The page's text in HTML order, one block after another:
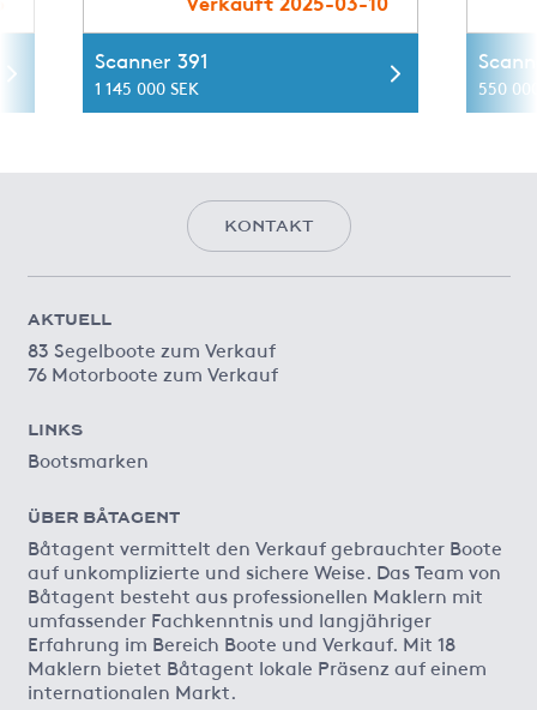
Scanner 391
1 145 000 SEK 550
KONTAKT
AKTUELL
83 Segelboote zum Verkauf
76 Motorboote zum Verkauf
LINKS
Bootsmarken
ÜBER BÅTAGENT
Båtagent vermittelt den Verkauf gebrauchter Boote
auf unkomplizierte und sichere Weise. Das Team von
Båtagent besteht aus professionellen Maklern mit
umfassender Fachkenntnis und langjähriger
Erfahrung im Bereich Boote und Verkauf. Mit 18
Maklern bietet Båtagent lokale Präsenz auf einem
internationalen Markt.